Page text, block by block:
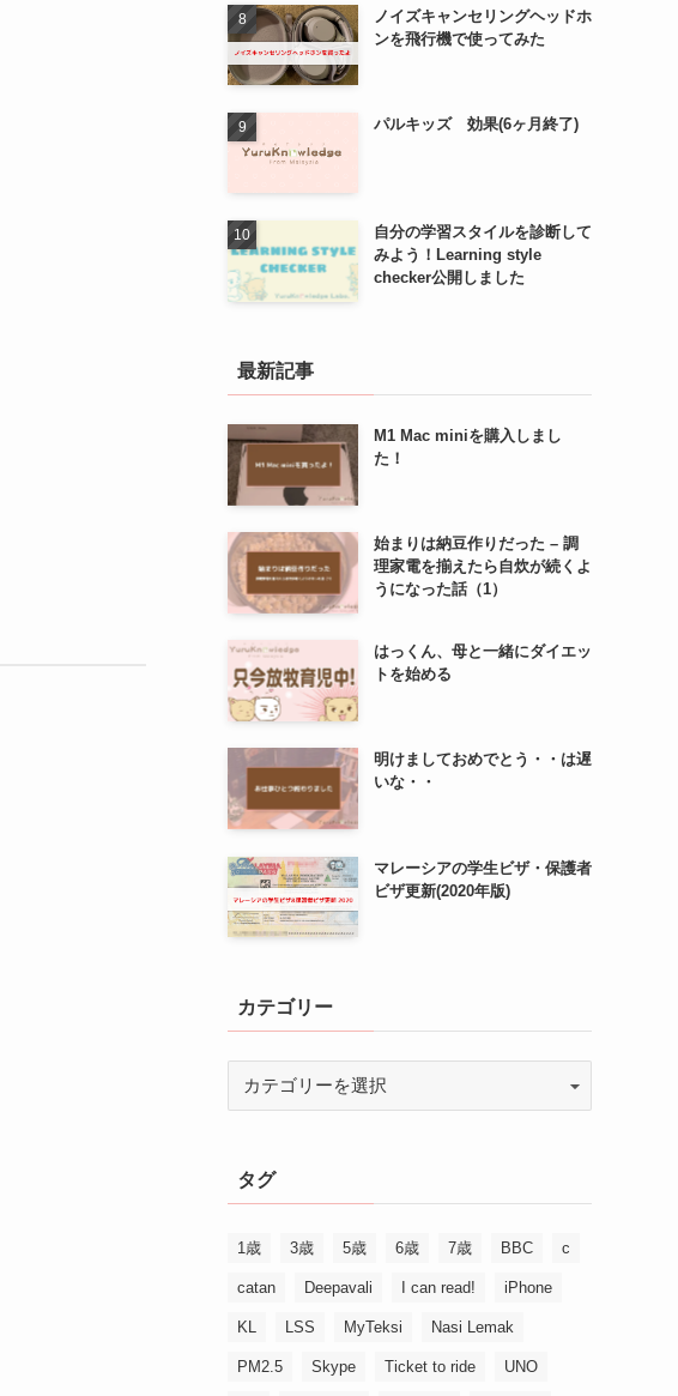
ノイズキャンセリングヘッドホ
ンを飛行機で使ってみた
パルキッズ 効果(6ヶ月終了)
自分の学習スタイルを診断して
みよう！Learning style
checker公開しました
最新記事
M1 Mac miniを購入しまし
た！
始まりは納豆作りだった – 調
理家電を揃えたら自炊が続くよ
うになった話（1）
はっくん、母と一緒にダイエッ
トを始める
明けましておめでとう・・は遅
いな・・
マレーシアの学生ビザ・保護者
ビザ更新(2020年版)
カテゴリー
タグ
1歳 3歳 5歳 6歳 7歳 BBC c
catan Deepavali I can read! iPhone
KL LSS MyTeksi Nasi Lemak
PM2.5 Skype Ticket to ride UNO